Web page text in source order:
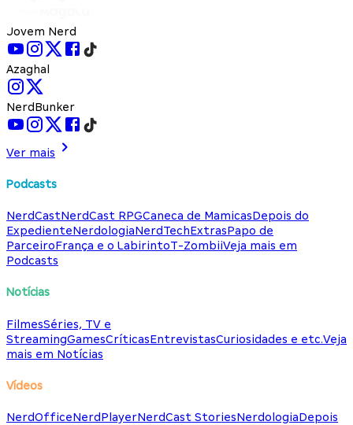
Jovem Nerd
Azaghal
NerdBunker
Ver mais
Podcasts
NerdCastNerdCast RPGCaneca de MamicasDepois do
ExpedienteNerdologiaNerdTechExtrasPapo de
ParceiroFrança e o LabirintoT-ZombiiVeja mais em
Podcasts
Notícias
FilmesSéries, TV e
StreamingGamesCríticasEntrevistasCuriosidades e etc.Veja
mais em Notícias
Vídeos
NerdOfficeNerdPlayerNerdCast StoriesNerdologiaDepois